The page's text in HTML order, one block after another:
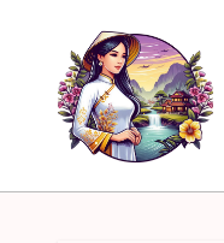
contenu